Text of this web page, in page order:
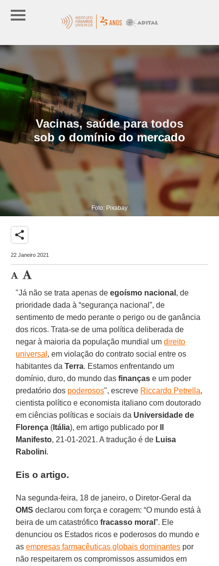
Vacinas, saúde para todos
sob o domínio do mercado
Foto: Pixabay
share
22 Janeiro 2021
"Já não se trata apenas deegoísmo nacional , de
prioridade dada à “segurança nacional”, de
sentimento de medo perante o perigo ou de ganância
dos ricos. Trata-se de uma política deliberada de
negar à maioria da população mundial umdireito
universal , em violação do contrato social entre os
habitantes daTerra. Estamos enfrentando um
domínio, duro, do mundo dasfinanças e um poder
predatório dos poderosos", escreve Riccardo Petrella,
cientista político e economista italiano com doutorado
em ciências políticas e sociais da Universidade de
Florença ( Itália), em artigo publicado por
Manifesto, 21-01-2021. A tradução é de Luisa
Rabolini.
Eis o artigo.
Na segunda-feira, 18 de janeiro, o Diretor-Geral da
OMS declarou com força e coragem: “O mundo está à
beira de um catastróficofracasso moral”. Ele
denunciou os Estados ricos e poderosos do mundo e
asempresas farmacêuticas globais dominantes por
não respeitarem os compromissos assumidos em